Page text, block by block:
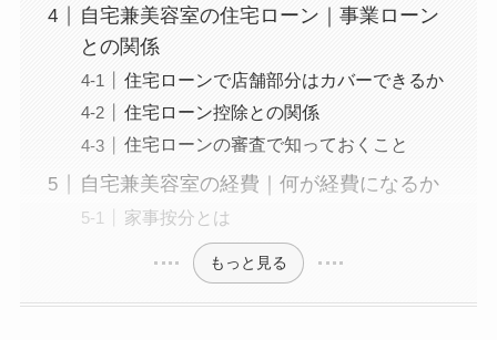
自宅兼美容室の住宅ローン｜事業ローン
との関係
住宅ローンで店舗部分はカバーできるか
住宅ローン控除との関係
住宅ローンの審査で知っておくこと
自宅兼美容室の経費｜何が経費になるか
家事按分とは
もっと見る